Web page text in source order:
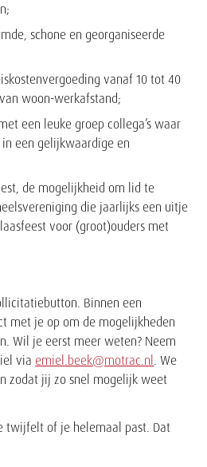
schone en georganiseerde
vanaf 10 tot 40
woon-werkafstand;
een leuke groep collega’s waar
een gelijkwaardige en
de mogelijkheid om lid te
die jaarlijks een uitje
voor (groot)ouders met
Binnen een
met je op om de mogelijkheden
Wil je eerst meer weten? Neem
via emiel.beek@motrac.nl . We
zodat jij zo snel mogelijk weet
twijfelt of je helemaal past. Dat